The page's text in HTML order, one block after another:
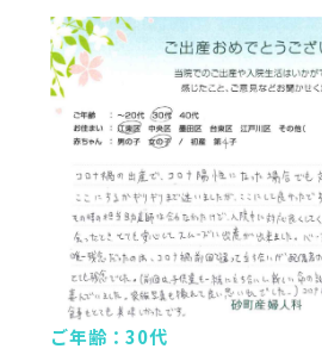
ご年齢：30代